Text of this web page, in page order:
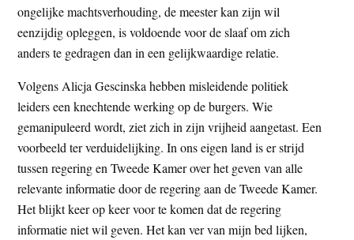
ongelijke machtsverhouding, de meester kan zijn wil
eenzijdig opleggen, is voldoende voor de slaaf om zich
anders te gedragen dan in een gelijkwaardige relatie.
Volgens Alicja Gescinska hebben misleidende politiek
leiders een knechtende werking op de burgers. Wie
gemanipuleerd wordt, ziet zich in zijn vrijheid aangetast. Een
voorbeeld ter verduidelijking. In ons eigen land is er strijd
tussen regering en Tweede Kamer over het geven van alle
relevante informatie door de regering aan de Tweede Kamer.
Het blijkt keer op keer voor te komen dat de regering
informatie niet wil geven. Het kan ver van mijn bed lijken,